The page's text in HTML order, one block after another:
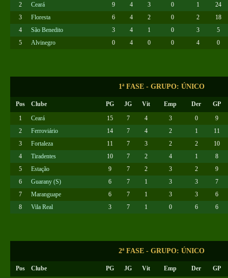
2
Ceará 9 4 3 0 1
24
3
Floresta 6 4 2 0 2
18
4
São Benedito 3 4 1 0 3
5
5
Alvinegro 0 4 0 0 4 0
1ª FASE - GRUPO: ÚNICO
Pos Clube PG JG Vit Emp Der
GP
1
Ceará 15 7 4 3 0
9
2
Ferroviário 14 7 4 2 1
11
3
Fortaleza 11 7 3 2 2
10
4
Tiradentes 10 7 2 4 1
8
5
Estação 9 7 2 3 2
9
6
Guarany (S) 6 7 1 3 3
7
7
Maranguape 6 7 1 3 3
6
8
Vila Real 3 7 1 0 6 6
2ª FASE - GRUPO: ÚNICO
Pos Clube PG JG Vit Emp Der
GP